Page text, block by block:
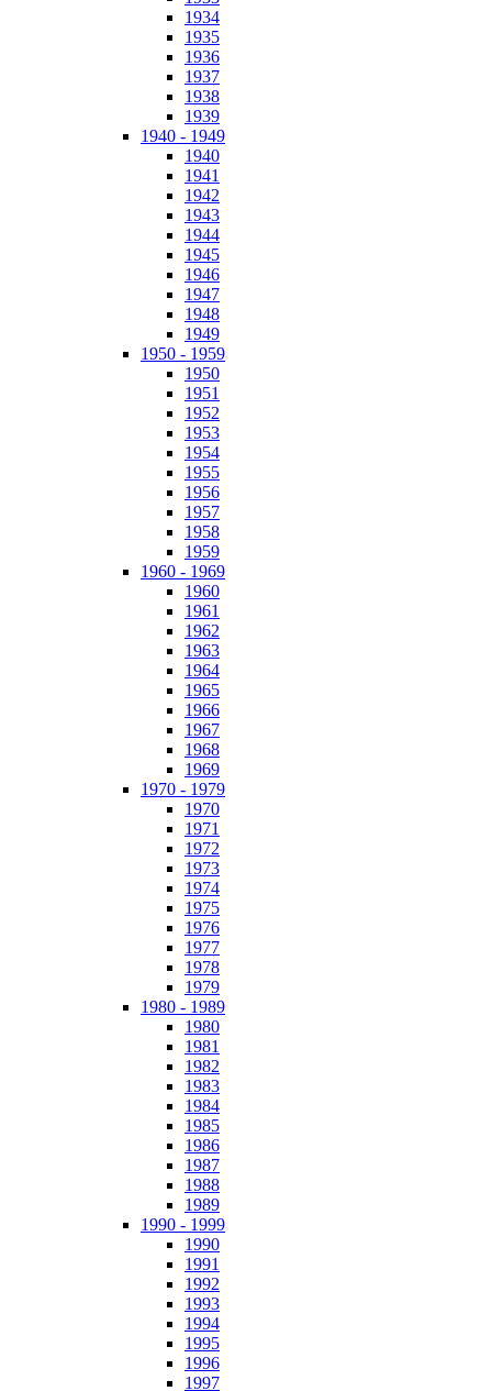
1934
1935
1936
1937
1938
1939
1940 - 1949
1940
1941
1942
1943
1944
1945
1946
1947
1948
1949
1950 - 1959
1950
1951
1952
1953
1954
1955
1956
1957
1958
1959
1960 - 1969
1960
1961
1962
1963
1964
1965
1966
1967
1968
1969
1970 - 1979
1970
1971
1972
1973
1974
1975
1976
1977
1978
1979
1980 - 1989
1980
1981
1982
1983
1984
1985
1986
1987
1988
1989
1990 - 1999
1990
1991
1992
1993
1994
1995
1996
1997